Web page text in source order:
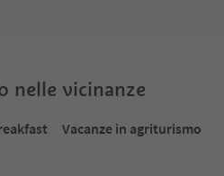
nelle vicinanze
Vacanze in agriturismo